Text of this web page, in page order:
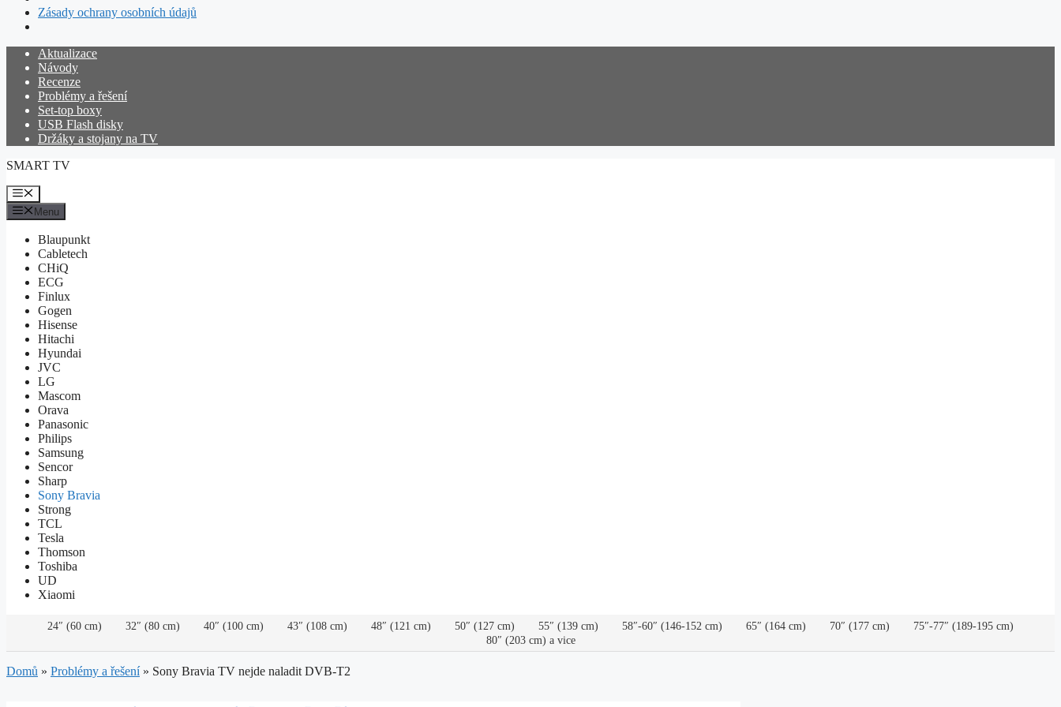
Zásady ochrany osobních údajů
Přeskočit
obsah
Aktualizace
Návody
Recenze
Problémy a řešení
Set-top boxy
USB Flash disky
Držáky a stojany na TV
SMART TV
Menu
Menu
Blaupunkt
Cabletech
CHiQ
ECG
Finlux
Gogen
Hisense
Hitachi
Hyundai
JVC
LG
Mascom
Orava
Panasonic
Philips
Samsung
Sencor
Sharp
Sony Bravia
Strong
TCL
Tesla
Thomson
Toshiba
UD
Xiaomi
24″ (60 cm) 32″ (80 cm) 40″ (100 cm) 43″ (108 cm) 48″ (121 cm) 50″ (127 cm) 55″ (139 cm) 58″-60″ (146-152 cm) 65″ (164 cm) 70″ (177 cm)
75″-77″ (189-195 cm)
80″ (203 cm) a vice
Domů » Problémy a řešení» Sony Bravia TV nejde naladit DVB-T2